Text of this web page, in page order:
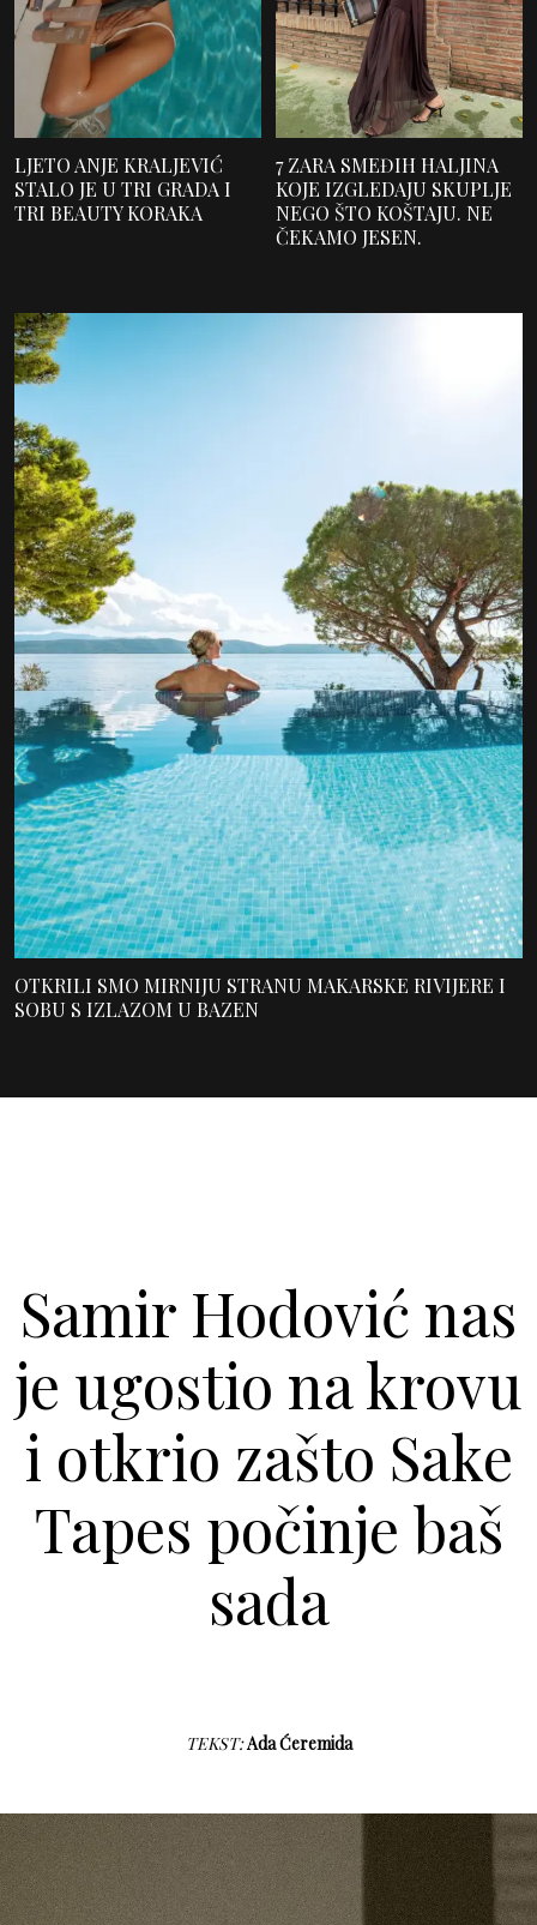
LJETO ANJE KRALJEVIĆ
STALO JE U TRI GRADA I
TRI BEAUTY KORAKA
7 ZARA SMEĐIH HALJINA
KOJE IZGLEDAJU SKUPLJE
NEGO ŠTO KOŠTAJU. NE
ČEKAMO JESEN.
OTKRILI SMO MIRNIJU STRANU MAKARSKE RIVIJERE I
SOBU S IZLAZOM U BAZEN
Samir Hodović nas
je ugostio na krovu
i otkrio zašto Sake
Tapes počinje baš
sada
TEKST:Ada Ćeremida